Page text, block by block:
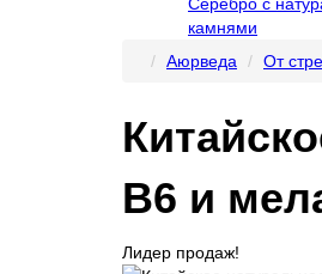
камнями
Аюрведа От
B6 и
Лидер продаж!